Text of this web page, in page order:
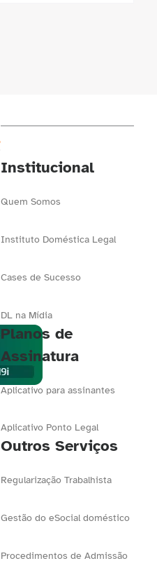
Institucional
Quem Somos
Instituto Doméstica Legal
Cases de Sucesso
DL na Mídia
Planos de
Assinatura
Aplicativo para assinantes
Aplicativo Ponto Legal
Outros Serviços
Regularização Trabalhista
Gestão do eSocial doméstico
Procedimentos de Admissão